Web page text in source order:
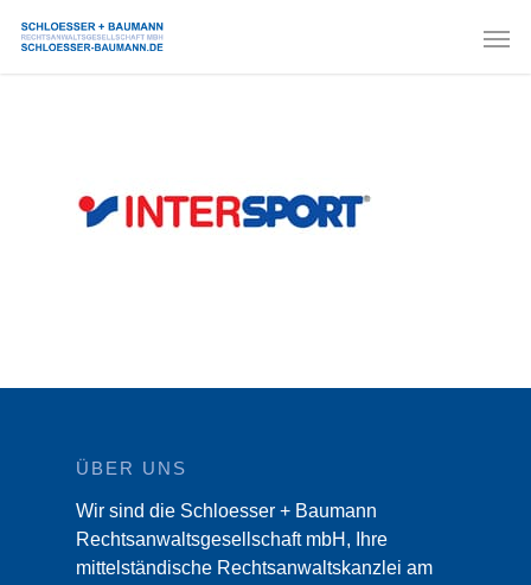
ÜBER UNS
Wir sind die Schloesser + Baumann
Rechtsanwaltsgesellschaft mbH, Ihre
mittelständische Rechtsanwaltskanzlei am